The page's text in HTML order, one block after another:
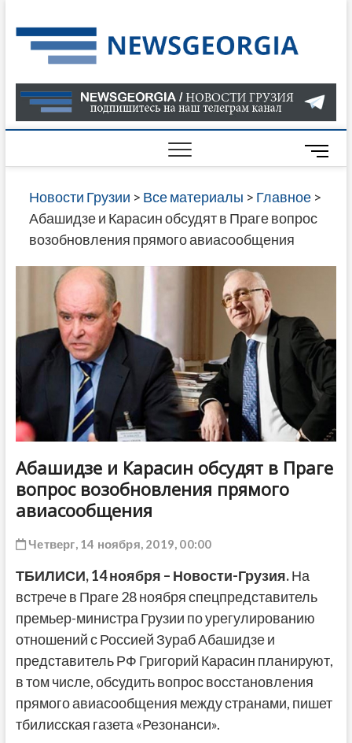
to
content
О
В
ГРУЗИИ
САЙТЕ
M
e
n
u
o
n
Новости Грузии > Все материалы > Главное>
Абашидзе и Карасин обсудят в Праге вопрос
возобновления прямого авиасообщения
Абашидзе и Карасин обсудят в Праге
вопрос возобновления прямого
авиасообщения
Четверг, 14 ноября, 2019, 00:00
ТБИЛИСИ,14 ноября – Новости-Грузия.На
встрече в Праге 28 ноября спецпредставитель
премьер-министра Грузии по урегулированию
отношений с Россией Зураб Абашидзе и
представитель РФ Григорий Карасин планируют,
в том числе, обсудить вопрос восстановления
прямого авиасообщения между странами, пишет
тбилисская газета «Резонанси».